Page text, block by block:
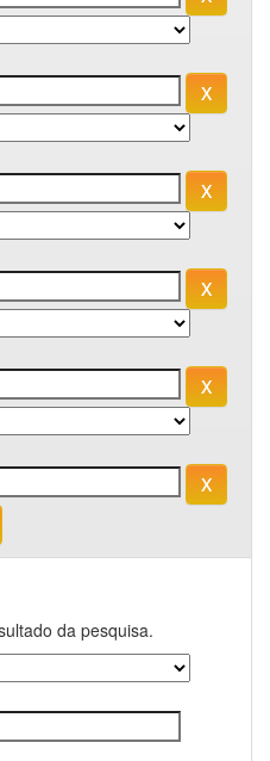
da pesquisa.